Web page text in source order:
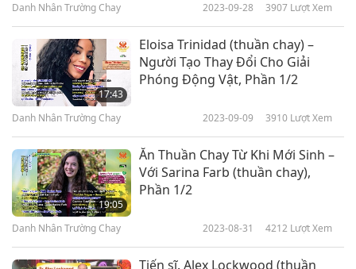
Danh Nhân Trường Chay 2023-09-28 3907 Lượt Xem
17:43
Eloisa Trinidad (thuần chay) –
Người Tạo Thay Đổi Cho Giải
Phóng Động Vật, Phần 1/2
Danh Nhân Trường Chay 2023-09-09 3910 Lượt Xem
19:05
Ăn Thuần Chay Từ Khi Mới Sinh –
Với Sarina Farb (thuần chay),
Phần 1/2
Danh Nhân Trường Chay 2023-08-31 4212 Lượt Xem
Tiến sĩ. Alex Lockwood (thuần